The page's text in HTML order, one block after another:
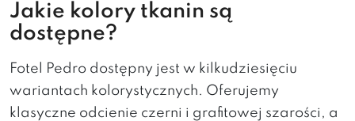
Jakie kolory tkanin są
dostępne?
Fotel Pedro dostępny jest w kilkudziesięciu
wariantach kolorystycznych. Oferujemy
klasyczne odcienie czerni i grafitowej szarości, a